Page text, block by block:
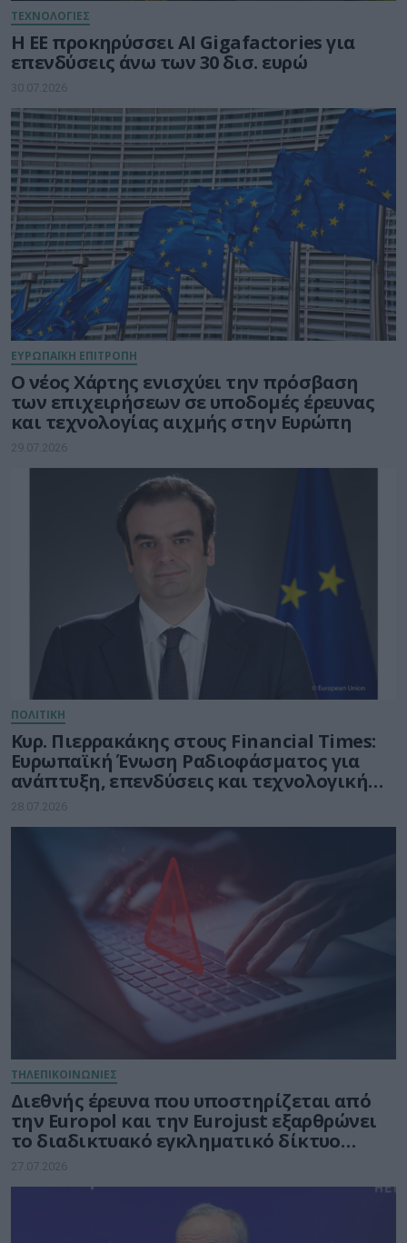
ΤΕΧΝΟΛΟΓΙΕΣ
Η ΕΕ προκηρύσσει AI Gigafactories για
επενδύσεις άνω των 30 δισ. ευρώ
30.07.2026
ΕΥΡΩΠΑΪΚΗ ΕΠΙΤΡΟΠΗ
Ο νέος Χάρτης ενισχύει την πρόσβαση
των επιχειρήσεων σε υποδομές έρευνας
και τεχνολογίας αιχμής στην Ευρώπη
29.07.2026
ΠΟΛΙΤΙΚΗ
Κυρ. Πιερρακάκης στους Financial Times:
Ευρωπαϊκή Ένωση Ραδιοφάσματος για
ανάπτυξη, επενδύσεις και τεχνολογική
κυριαρχία
28.07.2026
ΤΗΛΕΠΙΚΟΙΝΩΝΙΕΣ
Διεθνής έρευνα που υποστηρίζεται από
την Europol και την Eurojust εξαρθρώνει
το διαδικτυακό εγκληματικό δίκτυο
απάτης
27.07.2026